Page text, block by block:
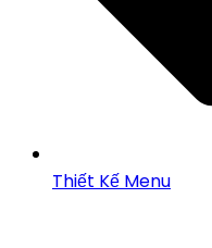
Thiết Kế Menu